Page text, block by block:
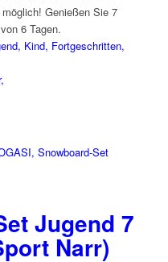
Genießen Sie 7
6 Tagen.
Kind, Fortgeschritten,
Jugend 7
Narr)